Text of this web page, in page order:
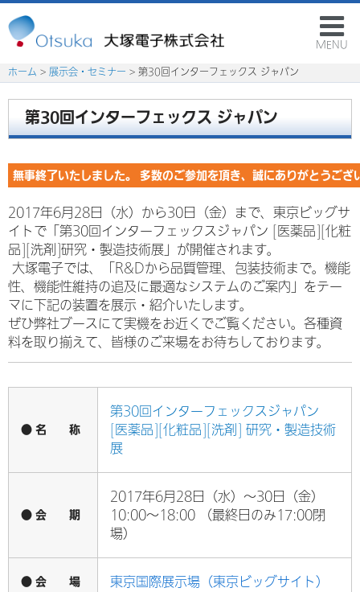
MENU
ホーム > 展示会・セミナー > 第30回インターフェックス ジャパン
第30回インターフェックス ジャパン
無事終了いたしました。 多数のご参加を頂き、誠にありがとうござ
2017年6月28日（水）から30日（金）まで、東京ビッグサ
イトで「第30回インターフェックスジャパン [医薬品][化粧
品][洗剤]研究・製造技術展」が開催されます。
大塚電子では、「R&Dから品質管理、包装技術まで。機能
性、機能性維持の追及に最適なシステムのご案内」をテー
マに下記の装置を展示・紹介いたします。
ぜひ弊社ブースにて実機をお近くでご覧ください。各種資
料を取り揃えて、皆様のご来場をお待ちしております。
● 名 称
第30回インターフェックスジャパン
[医薬品][化粧品][洗剤] 研究・製造技術
展
● 会 期
2017年6月28日（水）～30日（金）
10:00～18:00 （最終日のみ17:00閉
場）
● 会 場 東京国際展示場（東京ビッグサイト）